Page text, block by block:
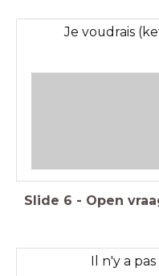
Je voudrais
Slide 6 - Open
Il n'y a